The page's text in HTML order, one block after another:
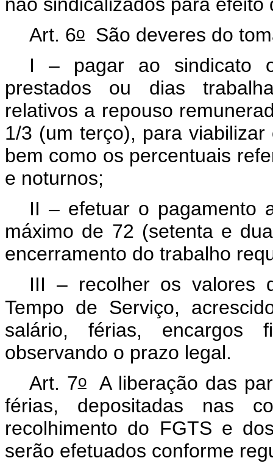
Art. 6o São deveres do
I – pagar ao sindicato
prestados ou dias
relativos a repouso
1/3 (um terço), para
bem como os percentuais
e noturnos;
II – efetuar o pagamento
máximo de 72 (setenta e
encerramento do trabalho
III – recolher os valores
Tempo de Serviço,
salário, férias, encargos
observando o prazo legal.
Art. 7oA liberação das
férias, depositadas nas
recolhimento do FGTS e
serão efetuados conforme